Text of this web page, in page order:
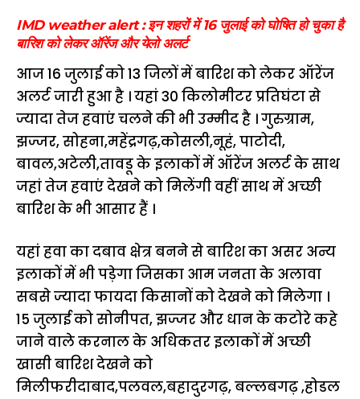
IMD weather alert : इन शहरों में 16 जुलाई को घोषित हो चुका है
बारिश को लेकर ऑरेंज और येलो अलर्ट
आज 16 जुलाई को 13 जिलों में बारिश को लेकर ऑरेंज
अलर्ट जारी हुआ है । यहां 30 किलोमीटर प्रतिघंटा से
ज्यादा तेज हवाएं चलने की भी उम्मीद है । गुरुग्राम,
झज्जर, सोहना,महेंद्रगढ़,कोसली,नूहं, पाटोदी,
बावल,अटेली,तावडू के इलाकों में ऑरेंज अलर्ट के साथ
जहां तेज हवाएं देखने को मिलेंगी वहीं साथ में अच्छी
बारिश के भी आसार हैं ।
यहां हवा का दबाव क्षेत्र बनने से बारिश का असर अन्य
इलाकों में भी पड़ेगा जिसका आम जनता के अलावा
सबसे ज्यादा फायदा किसानों को देखने को मिलेगा ।
15 जुलाई को सोनीपत, झज्जर और धान के कटोरे कहे
जाने वाले करनाल के अधिकतर इलाकों में अच्छी
खासी बारिश देखने को
मिलीफरीदाबाद,पलवल,बहादुरगढ़, बल्लबगढ़ ,होडल